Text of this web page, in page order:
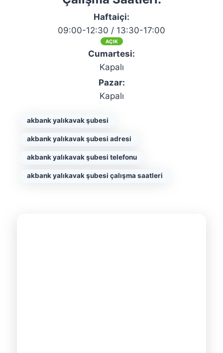
Haftaiçi:
09:00-12:30 / 13:30-17:00
AÇIK
Cumartesi:
Kapalı
Pazar:
Kapalı
akbank yalıkavak şubesi
akbank yalıkavak şubesi adresi
akbank yalıkavak şubesi telefonu
akbank yalıkavak şubesi çalışma saatleri